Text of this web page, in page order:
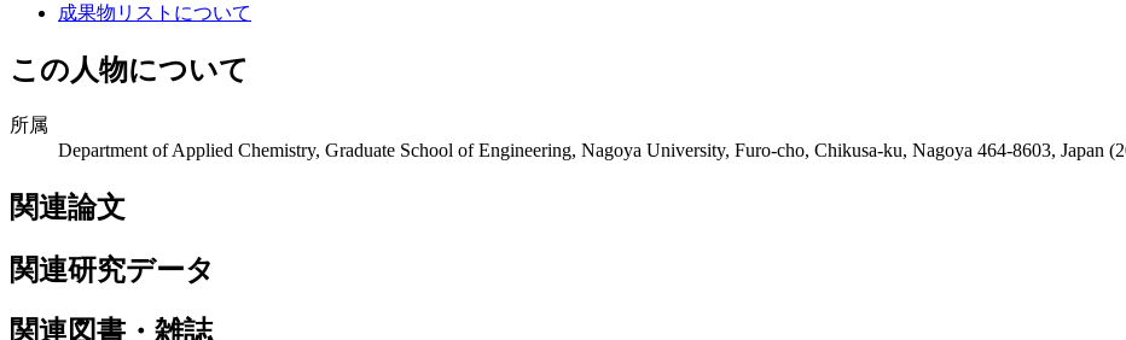
成果物リストについて
この人物について
所属
Department of Applied Chemistry, Graduate School of Engineering, Nagoya University, Furo-cho, Chikusa-ku, Nagoya 464-8603, Japan
関連論文
関連研究データ
関連図書・雑誌